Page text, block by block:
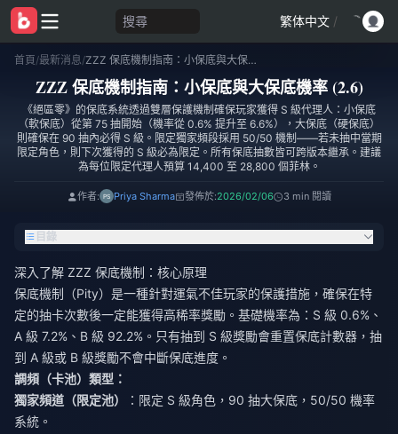
搜尋 繁体中文 /
首頁/最新消息/ ZZZ 保底機制指南：小保底與大保底機率 (2.6)
ZZZ 保底機制指南：小保底與大保底機率 (2.6)
《絕區零》的保底系統透過雙層保護機制確保玩家獲得 S 級代理人：小保底
（軟保底）從第 75 抽開始（機率從 0.6% 提升至 6.6%），大保底（硬保底）
則確保在 90 抽內必得 S 級。限定獨家頻段採用 50/50 機制——若未抽中當期
限定角色，則下次獲得的 S 級必為限定。所有保底抽數皆可跨版本繼承。建議
為每位限定代理人預算 14,400 至 28,800 個菲林。
作者: Priya Sharma 發佈於:2026/02/06 3 min 閱讀
目錄
深入了解 ZZZ 保底機制：核心原理
保底機制（Pity）是一種針對運氣不佳玩家的保護措施，確保在特
定的抽卡次數後一定能獲得高稀率獎勵。基礎機率為：S 級 0.6%、
A 級 7.2%、B 級 92.2%。只有抽到 S 級獎勵會重置保底計數器，抽
到 A 級或 B 級獎勵不會中斷保底進度。
調頻（卡池）類型：
獨家頻道（限定池）
：限定 S 級角色，90 抽大保底，50/50 機率
系統。